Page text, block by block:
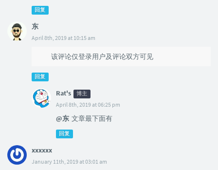
回复
东
April 8th, 2019 at 10:15 am
该评论仅登录用户及评论双方可见
回复
Rat's 博主
April 8th, 2019 at 06:25 pm
@东 文章最下面有
回复
xxxxxx
January 11th, 2019 at 03:01 am